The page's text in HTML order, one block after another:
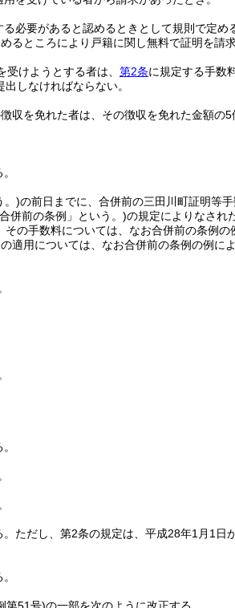
必要があると認めるときとして規則で定め
るところにより戸籍に関し無料で証明を請
けようとする者は、 第2条に規定する手数
しなければならない。
収を免れた者は、その徴収を免れた金額の
。)の前日までに、合併前の三田川町証明等手
併前の条例」という。)の規定によりなされ
の手数料については、なお合併前の条例の
適用については、なお合併前の条例の例によ
ただし、第2条の規定は、平成28年1月1日